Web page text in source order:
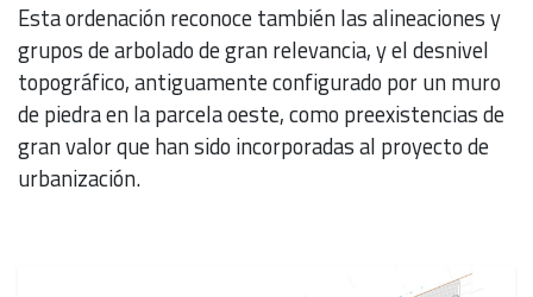
Esta ordenación reconoce también las alineaciones y
grupos de arbolado de gran relevancia, y el desnivel
topográfico, antiguamente configurado por un muro
de piedra en la parcela oeste, como preexistencias de
gran valor que han sido incorporadas al proyecto de
urbanización.